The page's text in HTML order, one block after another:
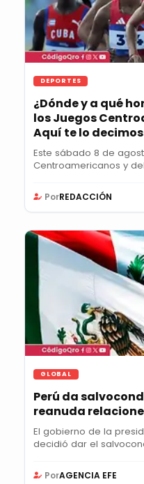
DEPORTES
¿Dónde y a qué
los Juegos
Aquí te lo decimos
Este sábado 8 de
Centroamericanos y
PorREDACCIÓN
GLOBAL
Perú da
reanuda
El gobierno de la
decidió dar el
PorAGENCIA EFE